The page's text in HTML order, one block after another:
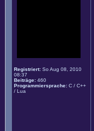
Registriert: So Aug 08, 2010
08:37
Beiträge: 460
Programmiersprache: C / C++
/ Lua